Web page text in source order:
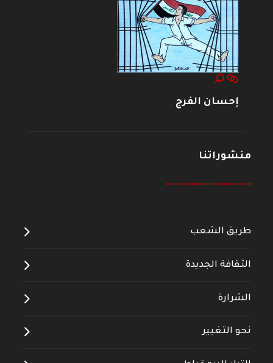
إحسان الفرج
منشوراتنا
--------------------
طريق الشعب
الثقافة الجديدة
الشرارة
نحو التغيير